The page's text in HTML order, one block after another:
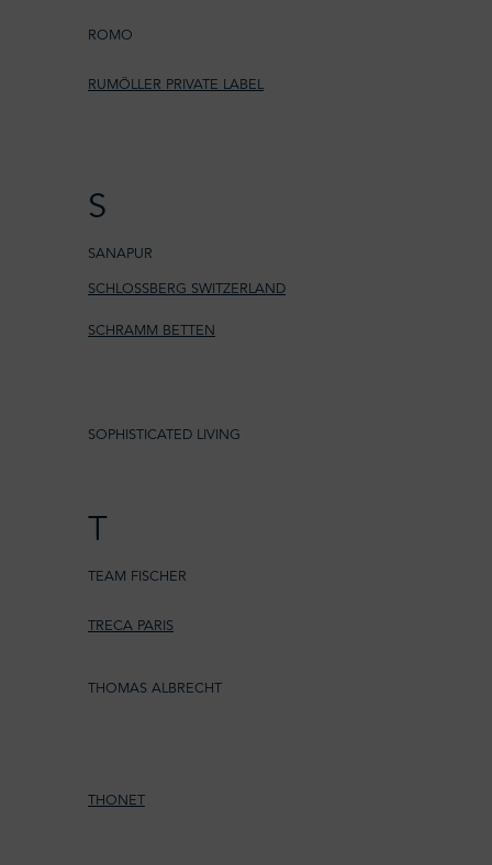
ROMO
RUMÖLLER PRIVATE LABEL
S
SANAPUR
SCHLOSSBERG SWITZERLAND
SCHRAMM BETTEN
SOPHISTICATED LIVING
T
TEAM FISCHER
TRECA PARIS
THOMAS ALBRECHT
THONET